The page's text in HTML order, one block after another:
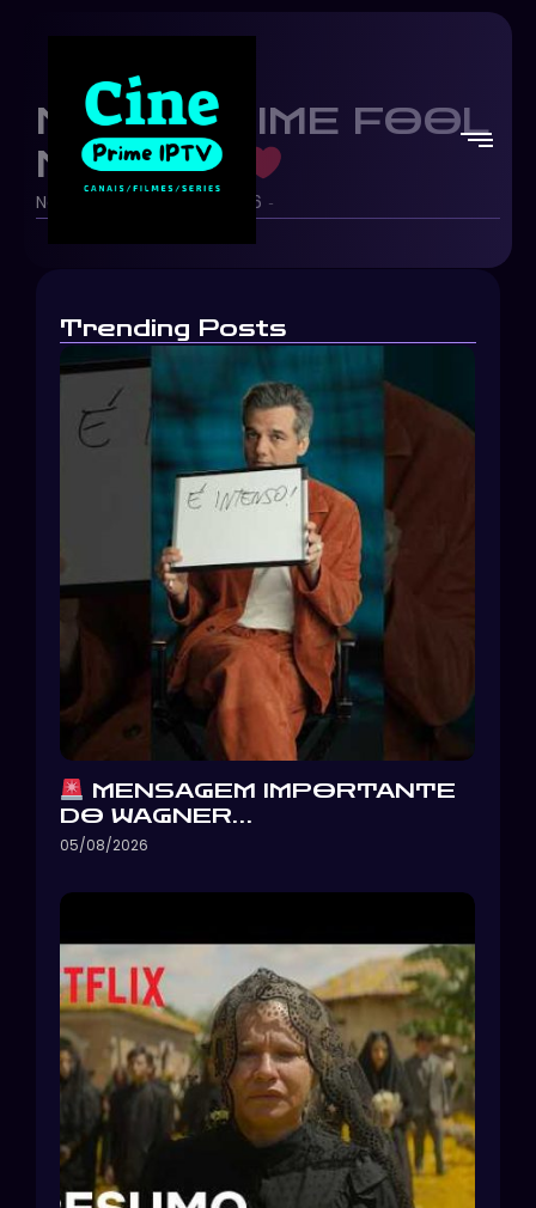
NOVO ANIME FOOL
NIGHT.
Netflix Brasil 23/06/2026 -
Trending Posts
MENSAGEM IMPORTANTE
DO WAGNER…
05/08/2026